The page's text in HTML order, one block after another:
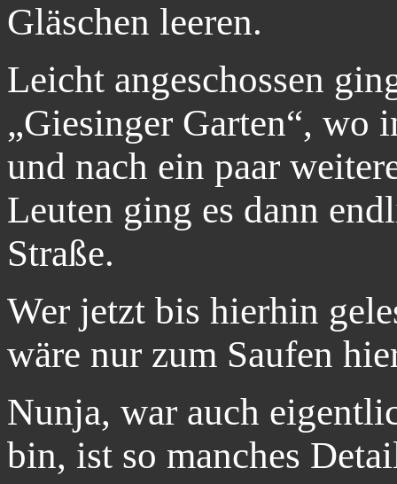
Gläschen leeren.
Leicht angeschossen
„Giesinger Garten“,
und nach ein paar
Leuten ging es dann
Straße.
Wer jetzt bis hierhin
wäre nur zum Saufen
Nunja, war auch
bin, ist so manches